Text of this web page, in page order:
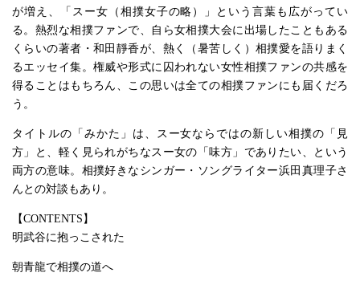
が増え、「スー女（相撲女子の略）」という言葉も広がってい
る。熱烈な相撲ファンで、自ら女相撲大会に出場したこともある
くらいの著者・和田靜香が、熱く（暑苦しく）相撲愛を語りまく
るエッセイ集。権威や形式に囚われない女性相撲ファンの共感を
得ることはもちろん、この思いは全ての相撲ファンにも届くだろ
う。
タイトルの「みかた」は、スー女ならではの新しい相撲の「見
方」と、軽く見られがちなスー女の「味方」でありたい、という
両方の意味。相撲好きなシンガー・ソングライター浜田真理子さ
んとの対談もあり。
【CONTENTS】
明武谷に抱っこされた
朝青龍で相撲の道へ